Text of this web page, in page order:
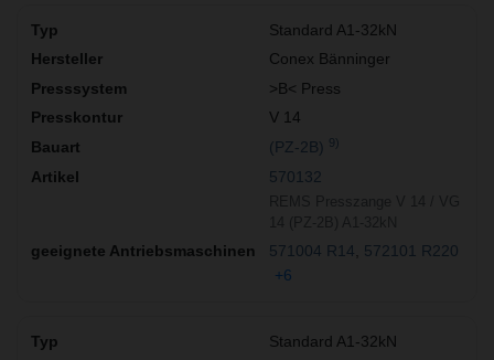
Standard A1-32kN
Conex Bänninger
>B< Press
V 14
(PZ-2B)
9)
570132
571004 R14
572101 R220
+6
Standard A1-32kN